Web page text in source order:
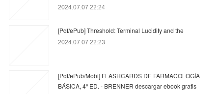
2024.07.07 22:24
[Pdf/ePub] Threshold: Terminal Lucidity and the
2024.07.07 22:23
[Pdf/ePub/Mobi] FLASHCARDS DE FARMACOLOGÍA
BÁSICA, 4ª ED. - BRENNER descargar ebook gratis